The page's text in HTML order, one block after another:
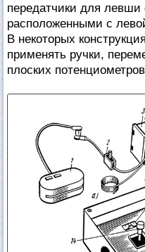
передатчики для левши
расположенными с
В некоторых
применять ручки,
плоских